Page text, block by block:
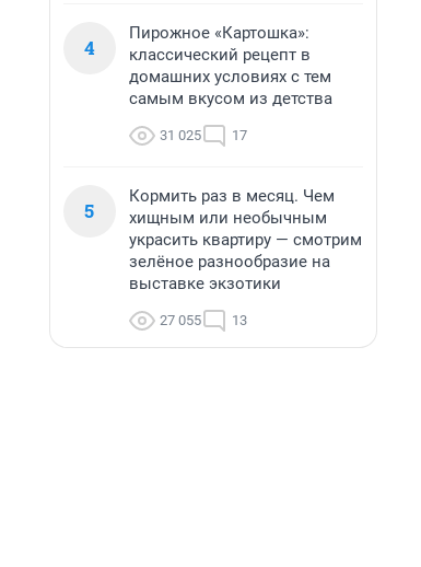
4
Пирожное «Картошка»:
классический рецепт в
домашних условиях с тем
самым вкусом из детства
31 025 17
5
Кормить раз в месяц. Чем
хищным или необычным
украсить квартиру — смотрим
зелёное разнообразие на
выставке экзотики
27 055 13